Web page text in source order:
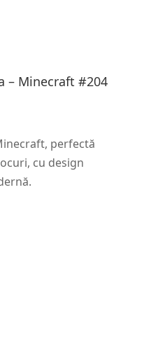
– Minecraft #204
perfectă
cu design